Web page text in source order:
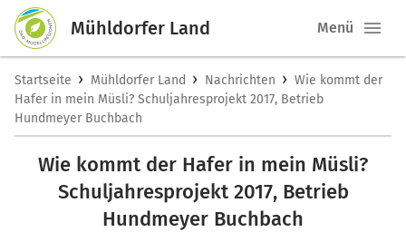
Mühldorfer Land Menü
Startseite › Mühldorfer Land › Nachrichten › Wie kommt der
Hafer in mein Müsli? Schuljahresprojekt 2017, Betrieb
Hundmeyer Buchbach
Wie kommt der Hafer in mein Müsli?
Schuljahresprojekt 2017, Betrieb
Hundmeyer Buchbach